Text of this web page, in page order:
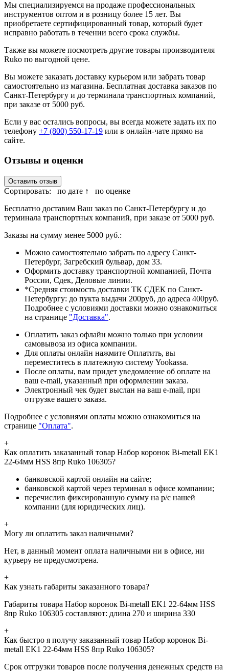
Мы специализируемся на продаже профессиональных
инструментов оптом и в розницу более 15 лет. Вы
приобретаете сертифицированный товар, который будет
исправно работать в течении всего срока службы.
Также вы можете посмотреть другие товары производителя
Ruko по выгодной цене.
Вы можете заказать доставку курьером или забрать товар
самостоятельно из магазина. Бесплатная доставка заказов по
Санкт-Петербургу и до терминала транспортных компаний,
при заказе от 5000 руб.
Если у вас остались вопросы, вы всегда можете задать их по
телефону +7 (800) 550-17-19 или в онлайн-чате прямо на
сайте.
Отзывы и оценки
Оставить отзыв
Сортировать: по дате ↑
по оценке
Бесплатно доставим Ваш заказ по Санкт-Петербургу и до
терминала транспортных компаний, при заказе от 5000 руб.
Заказы на сумму менее 5000 руб.:
Можно самостоятельно забрать по адресу Санкт-
Петербург, Загребский бульвар, дом 33.
Оформить доставку транспортной компанией, Почта
России, Сдек, Деловые линии.
*Средняя стоимость доставки ТК СДЕК по Санкт-
Петербургу: до пукта выдачи 200руб, до адреса 400руб.
Подробнее с условиями доставки можно ознакомиться
на странице "Доставка".
Оплатить заказ офлайн можно только при условии
самовывоза из офиса компании.
Для оплаты онлайн нажмите Оплатить, вы
переместитесь в платежную систему Yookassa.
После оплаты, вам придет уведомление об оплате на
ваш e-mail, указанный при оформлении заказа.
Электронный чек будет выслан на ваш e-mail, при
отгрузке вашего заказа.
Подробнее с условиями оплаты можно ознакомиться на
странице "Оплата".
+
Как оплатить заказанный товар Набор коронок Bi-metall EK1
22-64мм HSS 8пр Ruko 106305?
банковской картой онлайн на сайте;
банковской картой через терминал в офисе компании;
перечислив фиксированную сумму на р/с нашей
компании (для юридических лиц).
+
Могу ли оплатить заказ наличными?
Нет, в данный момент оплата наличными ни в офисе, ни
курьеру не предусмотрена.
+
Как узнать габариты заказанного товара?
Габариты товара Набор коронок Bi-metall EK1 22-64мм HSS
8пр Ruko 106305 составляют: длина 270 и ширина 330
+
Как быстро я получу заказанный товар Набор коронок Bi-
metall EK1 22-64мм HSS 8пр Ruko 106305?
Срок отгрузки товаров после получения денежных средств на